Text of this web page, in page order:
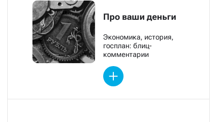
Про ваши деньги
Экономика, история,
госплан: блиц-
комментарии